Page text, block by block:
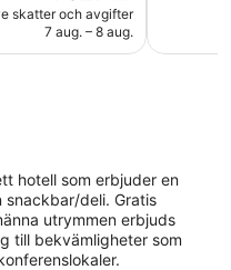
är
1 627 kr
skatter och avgifter
7 aug. – 8 aug.
hotell som erbjuder en
snackbar/deli. Gratis
utrymmen erbjuds
till bekvämligheter som